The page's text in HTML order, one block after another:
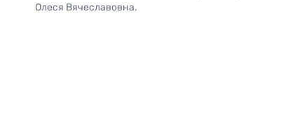
Олеся Вячеславовна.